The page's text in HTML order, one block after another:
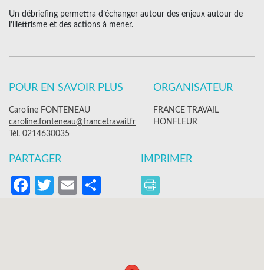
Un débriefing permettra d’échanger autour des enjeux autour de
l’illettrisme et des actions à mener.
POUR EN SAVOIR PLUS
Caroline FONTENEAU
caroline.fonteneau@francetravail.fr
Tél. 0214630035
ORGANISATEUR
FRANCE TRAVAIL
HONFLEUR
PARTAGER
Facebook
Twitter
EmailPartager
IMPRIMER